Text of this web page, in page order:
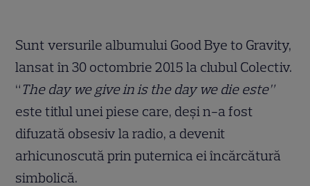
Sunt versurile albumului Good Bye to Gravity,
lansat în 30 octombrie 2015 la clubul Colectiv.
“ The day we give in is the day we die este”
este titlul unei piese care, deși n-a fost
difuzată obsesiv la radio, a devenit
arhicunoscută prin puternica ei încărcătură
simbolică.